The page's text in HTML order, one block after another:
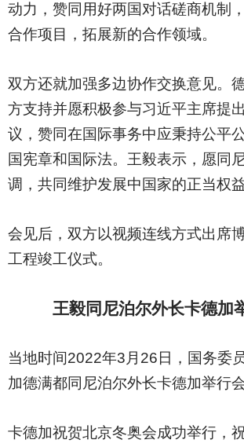
动力，赞同用好两国对话磋商机制
合作项目，拓展新的合作领域。
双方还就加强多边协作交换意见。
方支持并愿积极参与习近平主席提
议，赞同在国际事务中应秉持公平
国宪章和国际法。王毅表示，愿同
调，共同维护发展中国家的正当权益
会见后，双方以视频连线方式出席
工程竣工仪式。
王毅同尼泊尔外长卡德加
当地时间2022年3月26日，国务委
加德满都同尼泊尔外长卡德加举行会
卡德加祝贺北京冬奥会成功举行，